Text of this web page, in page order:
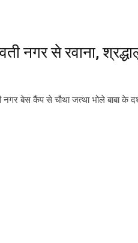
नगर से रवाना,
बेस कैंप से चौथा जत्था भोले बाबा के